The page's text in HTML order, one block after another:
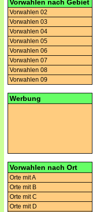
Vorwahlen nach Gebiet
Vorwahlen 02
Vorwahlen 03
Vorwahlen 04
Vorwahlen 05
Vorwahlen 06
Vorwahlen 07
Vorwahlen 08
Vorwahlen 09
Werbung
Vorwahlen nach Ort
Orte mit A
Orte mit B
Orte mit C
Orte mit D